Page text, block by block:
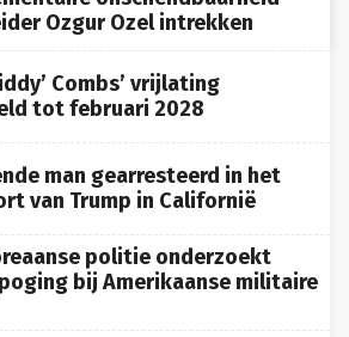
Ozgur Ozel intrekken
Combs’ vrijlating
tot februari 2028
man gearresteerd in het
van Trump in Californië
politie onderzoekt
bij Amerikaanse militaire